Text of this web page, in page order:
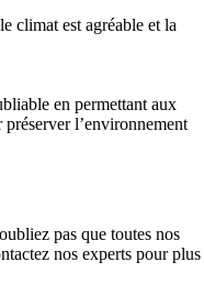
climat est agréable et la
en permettant aux
l’environnement
pas que toutes nos
nos experts pour plus